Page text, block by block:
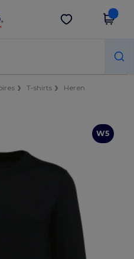
Download app
T-shirts
Heren
W5